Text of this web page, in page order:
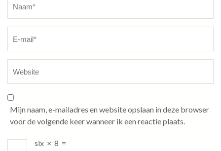
Mijn naam, e-mailadres en website opslaan in deze browser
voor de volgende keer wanneer ik een reactie plaats.
six × 8 =